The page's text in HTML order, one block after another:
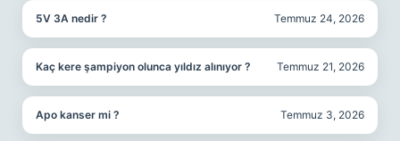
5V 3A nedir ? Temmuz 24, 2026
Kaç kere şampiyon olunca yıldız alınıyor ? Temmuz 21, 2026
Apo kanser mi ? Temmuz 3, 2026